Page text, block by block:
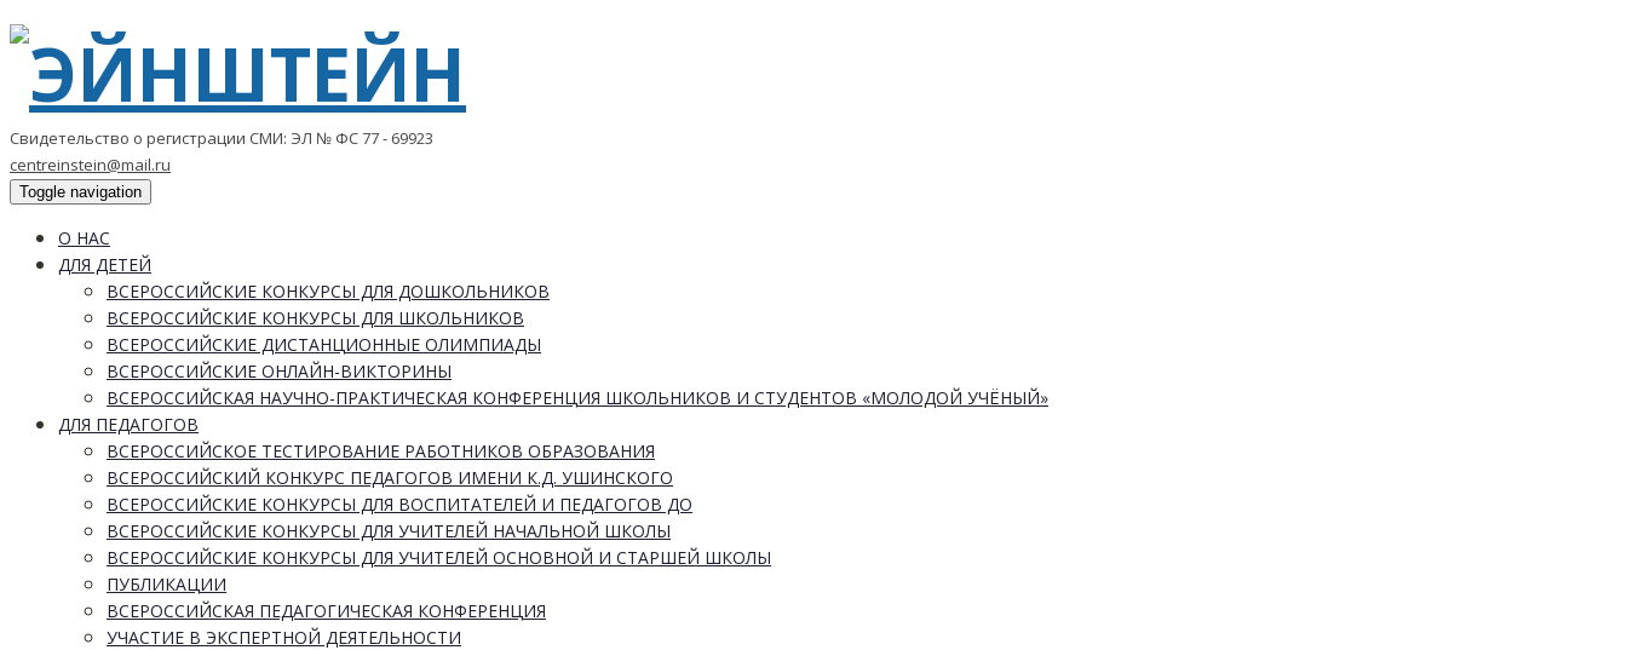
Свидетельство о регистрации СМИ: ЭЛ № ФС 77 - 69923
centreinstein@mail.ru
Toggle navigation
О НАС
ДЛЯ ДЕТЕЙ
ВСЕРОССИЙСКИЕ КОНКУРСЫ ДЛЯ ДОШКОЛЬНИКОВ
ВСЕРОССИЙСКИЕ КОНКУРСЫ ДЛЯ ШКОЛЬНИКОВ
ВСЕРОССИЙСКИЕ ДИСТАНЦИОННЫЕ ОЛИМПИАДЫ
ВСЕРОССИЙСКИЕ ОНЛАЙН-ВИКТОРИНЫ
ВСЕРОССИЙСКАЯ НАУЧНО-ПРАКТИЧЕСКАЯ КОНФЕРЕНЦИЯ ШКОЛЬНИКОВ И СТУДЕНТОВ «МОЛОДОЙ УЧЁНЫЙ»
ДЛЯ ПЕДАГОГОВ
ВСЕРОССИЙСКОЕ ТЕСТИРОВАНИЕ РАБОТНИКОВ ОБРАЗОВАНИЯ
ВСЕРОССИЙСКИЙ КОНКУРС ПЕДАГОГОВ ИМЕНИ К.Д. УШИНСКОГО
ВСЕРОССИЙСКИЕ КОНКУРСЫ ДЛЯ ВОСПИТАТЕЛЕЙ И ПЕДАГОГОВ ДО
ВСЕРОССИЙСКИЕ КОНКУРСЫ ДЛЯ УЧИТЕЛЕЙ НАЧАЛЬНОЙ ШКОЛЫ
ВСЕРОССИЙСКИЕ КОНКУРСЫ ДЛЯ УЧИТЕЛЕЙ ОСНОВНОЙ И СТАРШЕЙ ШКОЛЫ
ПУБЛИКАЦИИ
ВСЕРОССИЙСКАЯ ПЕДАГОГИЧЕСКАЯ КОНФЕРЕНЦИЯ
УЧАСТИЕ В ЭКСПЕРТНОЙ ДЕЯТЕЛЬНОСТИ